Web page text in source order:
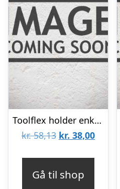
Toolflex holder enkelt sort ø15-20 mm
kr.58,13 Den
kr. 38,00Den
Gå til shop